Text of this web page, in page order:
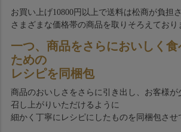
お買い上げ10800円以上で送料は松商が負担
さまざまな価格帯の商品を取りそろえており
一つ、商品をさらにおいしく食
ための
レシピを同梱包
商品のおいしさをさらに引き出し、お客様が
召し上がりいただけるように
細かく丁寧にレシピにしたものを同梱包させ